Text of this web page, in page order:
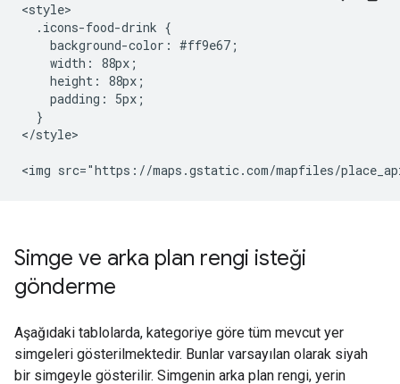
<style>
  .icons-food-drink {
    background-color: #ff9e67;
    width: 88px;
    height: 88px;
    padding: 5px;
  }
</style>
<img src="https://maps.gstatic.com/mapfiles/
Simge ve arka plan rengi isteği
gönderme
Aşağıdaki tablolarda, kategoriye göre tüm mevcut yer
simgeleri gösterilmektedir. Bunlar varsayılan olarak siyah
bir simgeyle gösterilir. Simgenin arka plan rengi, yerin